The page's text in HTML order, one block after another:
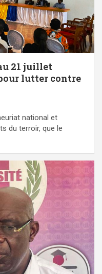
21 juillet
lutter contre
national et
du terroir, que le